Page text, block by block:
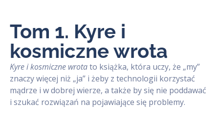
Tom 1. Kyre i
kosmiczne wrota
Kyre i kosmiczne wrotato książka, która uczy, że „my”
znaczy więcej niż „ja” i żeby z technologii korzystać
mądrze i w dobrej wierze, a także by się nie poddawać
i szukać rozwiązań na pojawiające się problemy.